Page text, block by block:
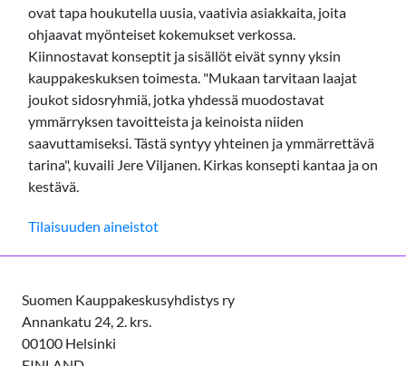
ovat tapa houkutella uusia, vaativia asiakkaita, joita
ohjaavat myönteiset kokemukset verkossa.
Kiinnostavat konseptit ja sisällöt eivät synny yksin
kauppakeskuksen toimesta. "Mukaan tarvitaan laajat
joukot sidosryhmiä, jotka yhdessä muodostavat
ymmärryksen tavoitteista ja keinoista niiden
saavuttamiseksi. Tästä syntyy yhteinen ja ymmärrettävä
tarina", kuvaili Jere Viljanen. Kirkas konsepti kantaa ja on
kestävä.
Tilaisuuden aineistot
Suomen Kauppakeskusyhdistys ry
Annankatu 24, 2. krs.
00100 Helsinki